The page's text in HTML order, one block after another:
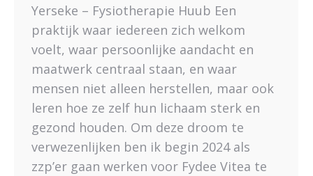
Yerseke – Fysiotherapie Huub Een
praktijk waar iedereen zich welkom
voelt, waar persoonlijke aandacht en
maatwerk centraal staan, en waar
mensen niet alleen herstellen, maar ook
leren hoe ze zelf hun lichaam sterk en
gezond houden. Om deze droom te
verwezenlijken ben ik begin 2024 als
zzp’er gaan werken voor Fydee Vitea te